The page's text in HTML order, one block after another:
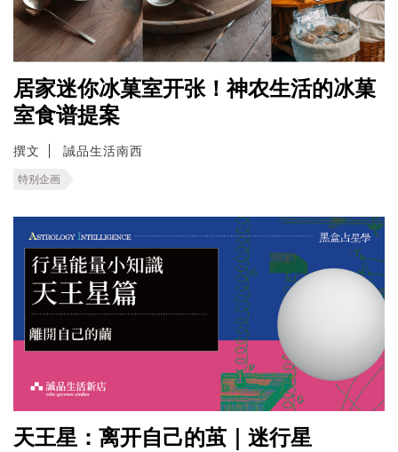
居家迷你冰菓室开张！神农生活的冰菓
室食谱提案
撰文 誠品生活南西
特别企画
天王星：离开自己的茧｜迷行星